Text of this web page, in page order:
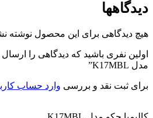
دیدگاهها
هیچ دیدگاهی برای این محصول نوشته
اولین نفری باشید که دیدگاهی را
مدل K17MBL”
برای ثبت نقد و بررسی وارد حساب